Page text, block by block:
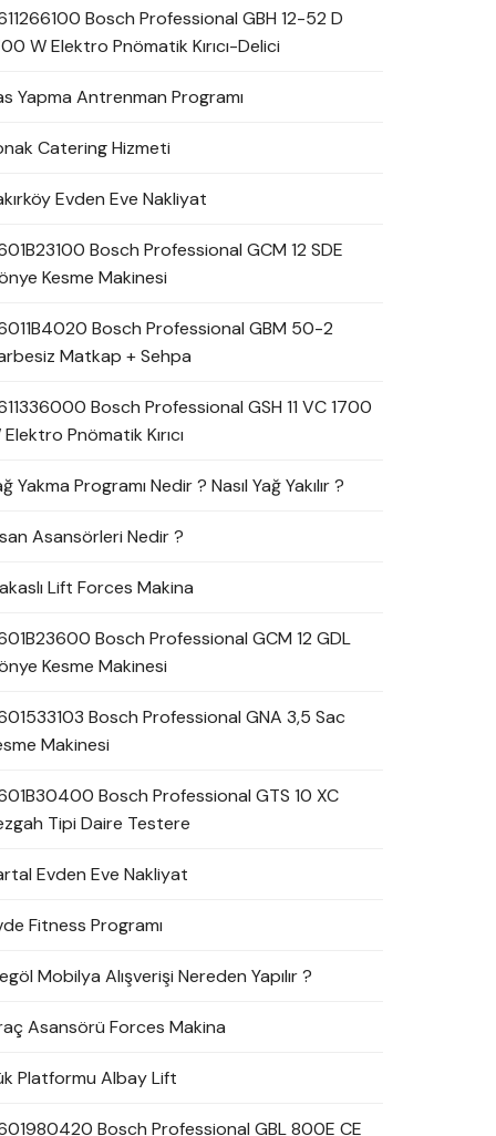
Bosch Professional GBH 12-52 D
W Elektro Pnömatik Kırıcı-Delici
Yapma Antrenman Programı
Catering Hizmeti
Evden Eve Nakliyat
Bosch Professional GCM 12 SDE
Kesme Makinesi
Bosch Professional GBM 50-2
Matkap + Sehpa
Bosch Professional GSH 11 VC 1700
Elektro Pnömatik Kırıcı
Yakma Programı Nedir ? Nasıl Yağ Yakılır ?
Asansörleri Nedir ?
Lift Forces Makina
Bosch Professional GCM 12 GDL
Kesme Makinesi
Bosch Professional GNA 3,5 Sac
Makinesi
Bosch Professional GTS 10 XC
Tipi Daire Testere
Evden Eve Nakliyat
Fitness Programı
Mobilya Alışverişi Nereden Yapılır ?
Asansörü Forces Makina
Platformu Albay Lift
Bosch Professional GBL 800E CE